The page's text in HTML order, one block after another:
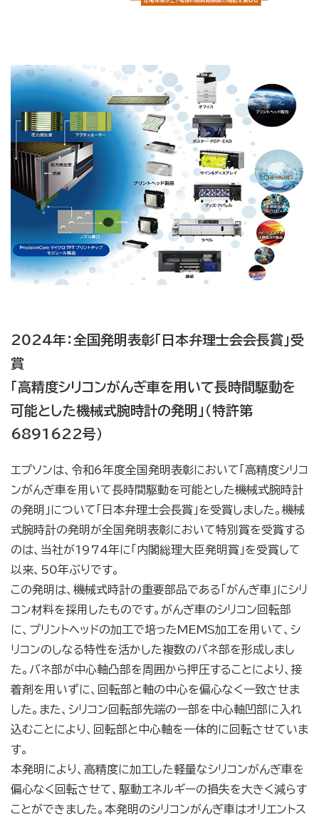
2024年：全国発明表彰「日本弁理士会会長賞」受
賞
「高精度シリコンがんぎ車を用いて長時間駆動を
可能とした機械式腕時計の発明」（特許第
6891622号）
エプソンは、令和6年度全国発明表彰において「高精度シリコ
ンがんぎ車を用いて長時間駆動を可能とした機械式腕時計
の発明」について「日本弁理士会長賞」を受賞しました。機械
式腕時計の発明が全国発明表彰において特別賞を受賞する
のは、当社が1974年に「内閣総理大臣発明賞」を受賞して
以来、50年ぶりです。
この発明は、機械式時計の重要部品である「がんぎ車」にシリ
コン材料を採用したものです。がんぎ車のシリコン回転部
に、プリントヘッドの加工で培ったMEMS加工を用いて、シ
リコンのしなる特性を活かした複数のバネ部を形成しまし
た。バネ部が中心軸凸部を周囲から押圧することにより、接
着剤を用いずに、回転部と軸の中心を偏心なく一致させま
した。また、シリコン回転部先端の一部を中心軸凹部に入れ
込むことにより、回転部と中心軸を一体的に回転させていま
す。
本発明により、高精度に加工した軽量なシリコンがんぎ車を
偏心なく回転させて、駆動エネルギーの損失を大きく減らす
ことができました。本発明のシリコンがんぎ車はオリエントス